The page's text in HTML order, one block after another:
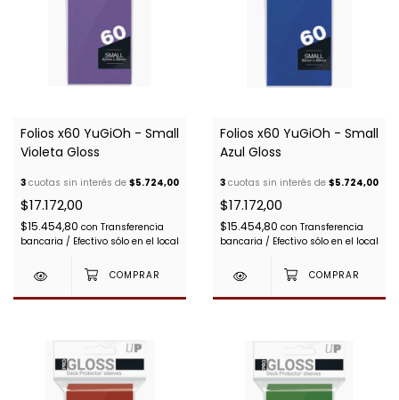
Folios x60 YuGiOh - Small
Violeta Gloss
3 cuotas sin interés de $5.724,00
$17.172,00
$15.454,80 con Transferencia
bancaria / Efectivo sólo en el local
Folios x60 YuGiOh - Small
Azul Gloss
3 cuotas sin interés de $5.724,00
$17.172,00
$15.454,80 con Transferencia
bancaria / Efectivo sólo en el local